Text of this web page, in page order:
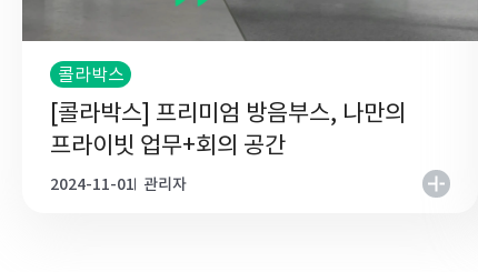
콜라박스
[콜라박스] 프리미엄 방음부스, 나만의
프라이빗 업무+회의 공간
2024-11-01 관리자